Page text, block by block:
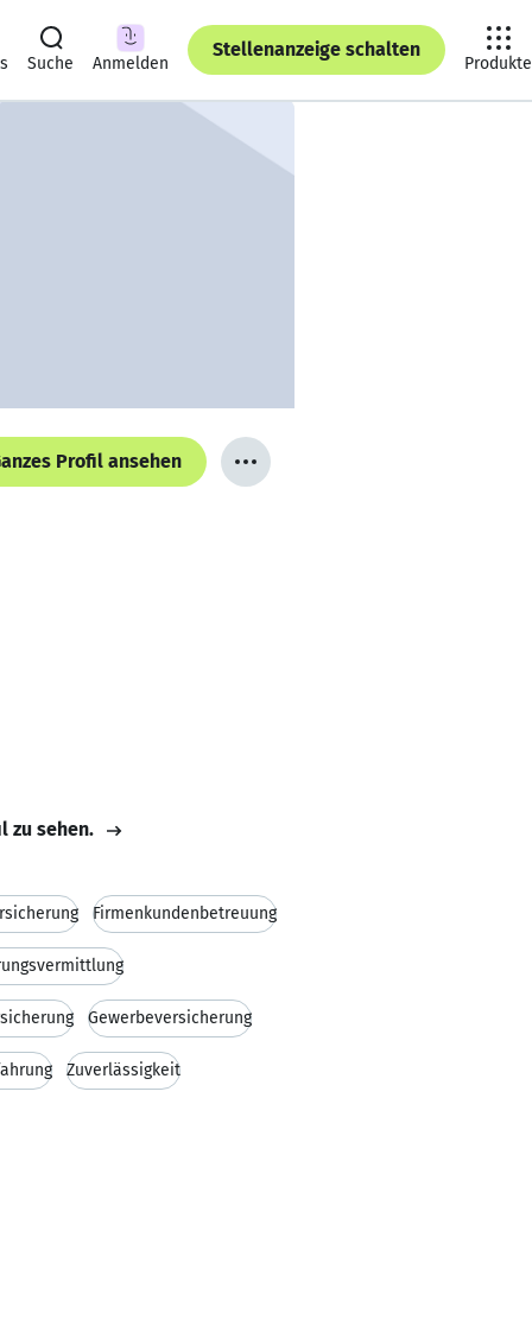
Suche Anmelden
Stellenanzeige schalten
Produkte
Profil ansehen
zu sehen.
Firmenkundenbetreuung
Gewerbeversicherung
Zuverlässigkeit